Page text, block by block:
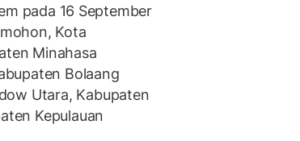
pada 16 September
Kota
Minahasa
Bolaang
Utara, Kabupaten
Kepulauan